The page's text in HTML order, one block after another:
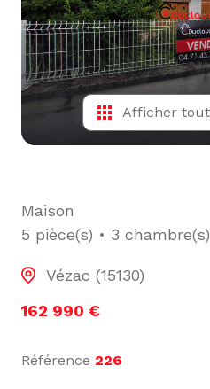
E-MAIL
Afficher
Maison
5 pièce(s)
3 chambre(s)
Vézac (15130)
162 990 €
Référence 226